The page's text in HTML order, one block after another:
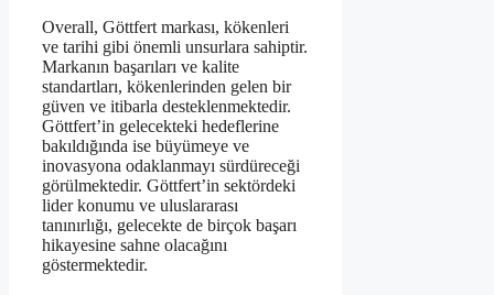
Overall, Göttfert markası, kökenleri
ve tarihi gibi önemli unsurlara sahiptir.
Markanın başarıları ve kalite
standartları, kökenlerinden gelen bir
güven ve itibarla desteklenmektedir.
Göttfert’in gelecekteki hedeflerine
bakıldığında ise büyümeye ve
inovasyona odaklanmayı sürdüreceği
görülmektedir. Göttfert’in sektördeki
lider konumu ve uluslararası
tanınırlığı, gelecekte de birçok başarı
hikayesine sahne olacağını
göstermektedir.